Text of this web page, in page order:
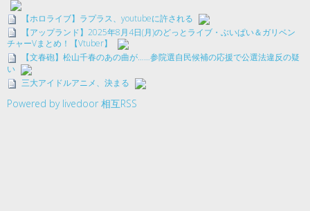
【ホロライブ】ラプラス、youtubeに許される
【アップランド】2025年8月4日(月)のどっとライブ・ぶいぱい＆ガリベン
チャーVまとめ！【Vtuber】
【文春砲】松山千春のあの曲が……参院選自民候補の応援で公選法違反の疑
い
三大アイドルアニメ、決まる
Powered by livedoor 相互RSS